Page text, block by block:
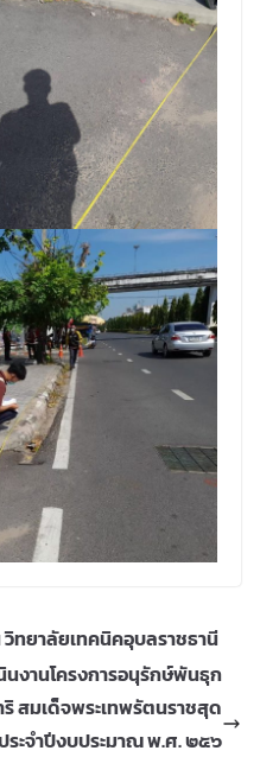
ทยาลัยเทคนิคอุบลราชธานี
นงานโครงการอนุรักษ์พันธุก
สมเด็จพระเทพรัตนราชสุด
ระจำปีงบประมาณ พ.ศ. ๒๕๖